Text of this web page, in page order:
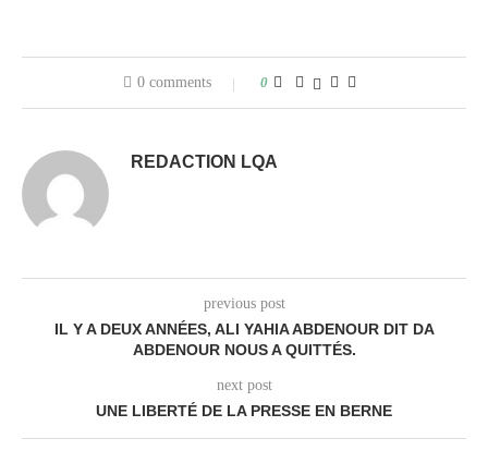
0 comments 0
REDACTION LQA
previous post
IL Y A DEUX ANNÉES, ALI YAHIA ABDENOUR DIT DA
ABDENOUR NOUS A QUITTÉS.
next post
UNE LIBERTÉ DE LA PRESSE EN BERNE